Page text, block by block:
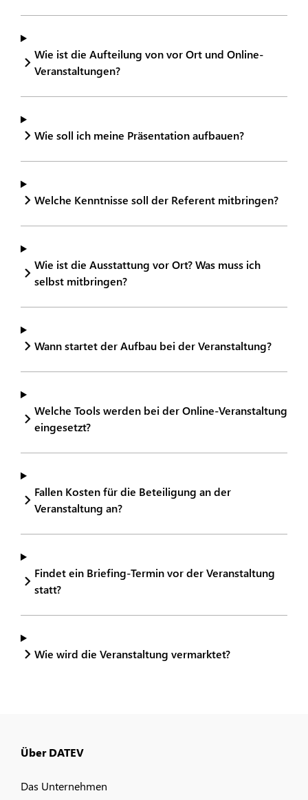
Wie ist die Aufteilung von vor Ort und Online-
Veranstaltungen?
Wie soll ich meine Präsentation aufbauen?
Welche Kenntnisse soll der Referent mitbringen?
Wie ist die Ausstattung vor Ort? Was muss ich
selbst mitbringen?
Wann startet der Aufbau bei der Veranstaltung?
Welche Tools werden bei der Online-Veranstaltung
eingesetzt?
Fallen Kosten für die Beteiligung an der
Veranstaltung an?
Findet ein Briefing-Termin vor der Veranstaltung
statt?
Wie wird die Veranstaltung vermarktet?
Über DATEV
Das Unternehmen